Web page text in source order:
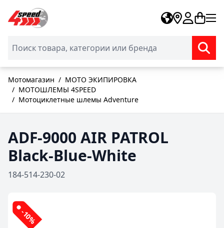
Skip to Content
Мотомагазин / МОТО ЭКИПИРОВКА
/ МОТОШЛЕМЫ 4SPEED
/ Мотоциклетные шлемы Adventure
ADF-9000 AIR PATROL
Black-Blue-White
184-514-230-02
-10%